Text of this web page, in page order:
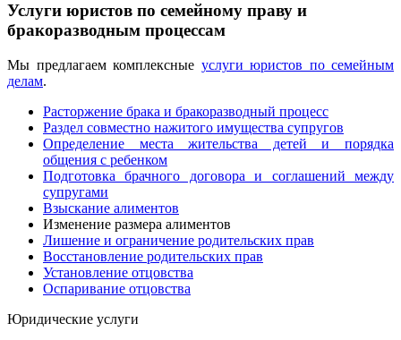
Услуги юристов по семейному праву и
бракоразводным процессам
Мы предлагаем комплексные услуги юристов по семейным
делам.
Расторжение брака и бракоразводный процесс
Раздел совместно нажитого имущества супругов
Определение места жительства детей и порядка
общения с ребенком
Подготовка брачного договора и соглашений между
супругами
Взыскание алиментов
Изменение размера алиментов
Лишение и ограничение родительских прав
Восстановление родительских прав
Установление отцовства
Оспаривание отцовства
Юридические услуги